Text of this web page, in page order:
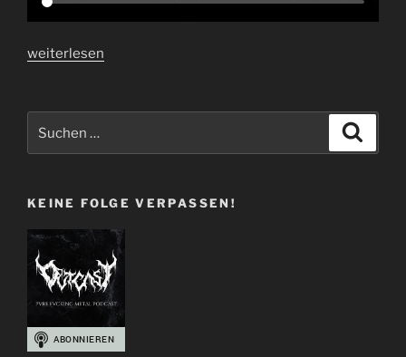
„Gewinnt
2
HELLSEATIC
weiterlesen
nach:
KEINE FOLGE VERPASSEN!